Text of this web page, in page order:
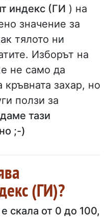
индекс (ГИ ) на
значение за
тялото ни
Изборът на
не само да
кръвната захар, но
ползи за
тази
;-)
(ГИ)?
скала от 0 до 100,